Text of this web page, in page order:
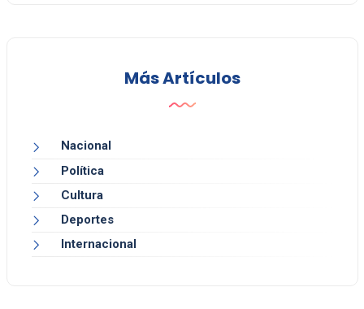
Más Artículos
Nacional
Política
Cultura
Deportes
Internacional